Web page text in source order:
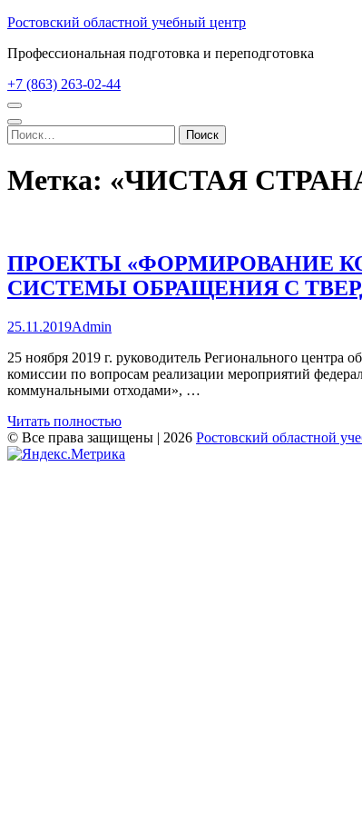
Перейти
содержимому
Enter)
Ростовский областной учебный центр
Профессиональная подготовка и переподготовка
+7 (863) 263-02-44
Найти:
Метка: «ЧИСТАЯ
ПРОЕКТЫ «ФОРМИРОВАНИЕ
СИСТЕМЫ ОБРАЩЕНИЯ С
25.11.2019Admin
25 ноября 2019 г. руководитель Регионального
комиссии по вопросам реализации мероприятий
коммунальными отходами», …
Читать полностью
© Все права защищены | 2026 Ростовский областной